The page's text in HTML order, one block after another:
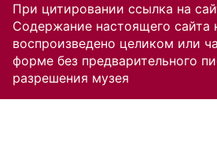
При цитировании ссылка на
Содержание настоящего сайта
воспроизведено целиком или
форме без предварительного
разрешения музея